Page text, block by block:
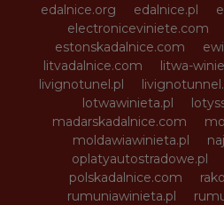
edalnice.org
edalnice.pl
electroniceviniete.com
estonskadalnice.com
litvadalnice.com
litwa-
livignotunel.pl
lotwawinieta.pl
madarskadalnice.com
moldawiawinieta.pl
oplatyautostradowe.pl
polskadalnice.com
rumuniawinieta.pl